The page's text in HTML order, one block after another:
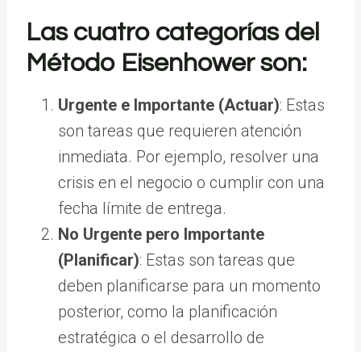
Las cuatro categorías del
Método Eisenhower son:
Urgente e Importante (Actuar): Estas
son tareas que requieren atención
inmediata. Por ejemplo, resolver una
crisis en el negocio o cumplir con una
fecha límite de entrega.
No Urgente pero Importante
(Planificar): Estas son tareas que
deben planificarse para un momento
posterior, como la planificación
estratégica o el desarrollo de